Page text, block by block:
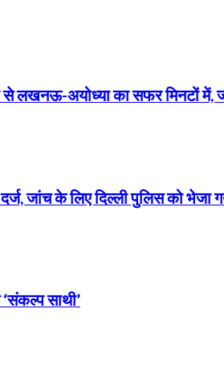
से लखनऊ-अयोध्या का सफर मिनटों
जांच के लिए दिल्ली पुलिस को भेजा
साथी’